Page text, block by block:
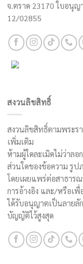
จ.ตราด 23170 ใบอนุญ
12/02855
สงวนลิขสิทธิ์
สงวนลิขสิทธิ์ตามพระ
เพิ่มเติม
ห้ามผู้ใดละเมิดไม่ว่าล
ส่วนใดของข้อความ รูป
โดยเผยแพร่ต่อสาธาร
การอ้างอิง และ/หรือเ
ได้รับอนุญาตเป็นลาย
บัญญัติไว้สูงสุด